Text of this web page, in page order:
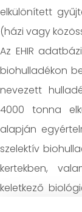
elkülönített
(házi vagy
Az EHIR
biohulladékon
nevezett
4000 tonna
alapján
szelektív
kertekben,
keletkező